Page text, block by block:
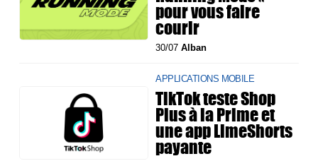
pour vous faire
courir
30/07Alban
APPLICATIONS MOBILE
TikTok teste Shop
Plus à la Prime et
une app LimeShorts
payante